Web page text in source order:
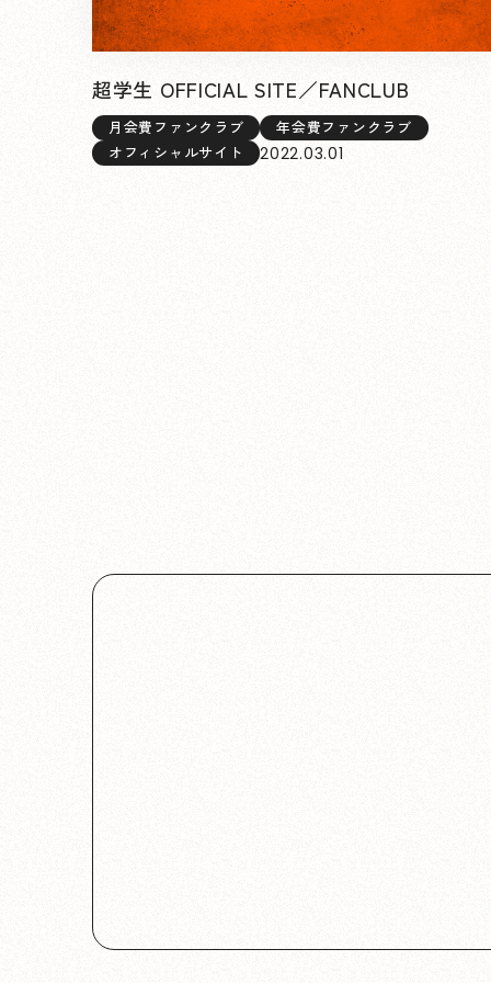
超学生 OFFICIAL SITE／FANCLUB
月会費ファンクラブ
年会費ファンクラブ
オフィシャルサイト
2022.03.01